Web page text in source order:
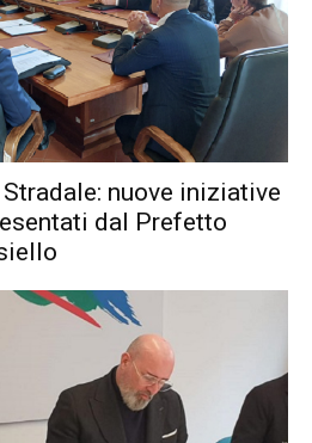
nuove iniziative
dal Prefetto